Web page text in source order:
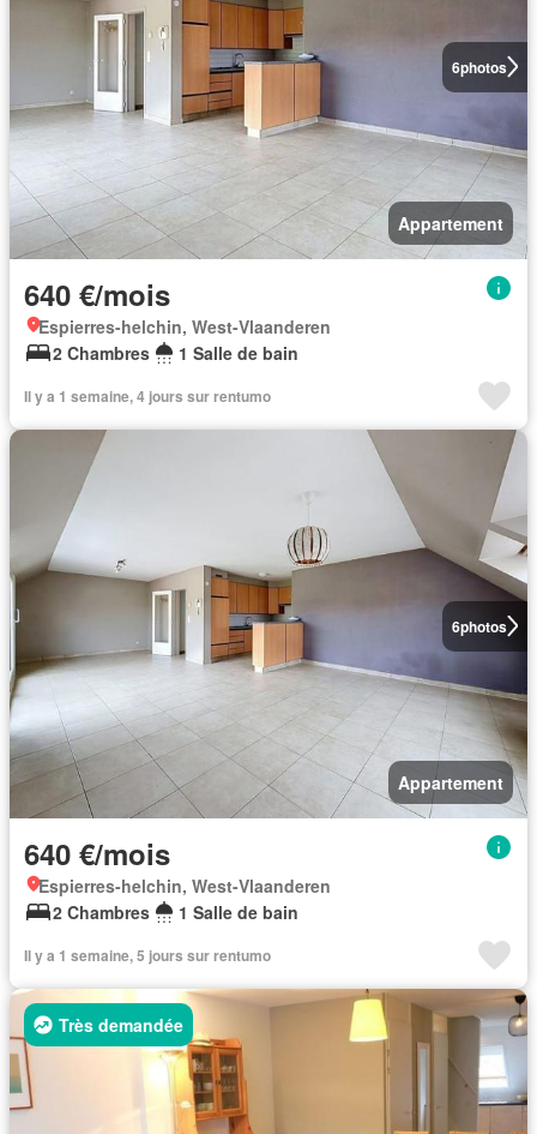
6photos
Appartement
640 €/mois
Espierres-helchin, West-Vlaanderen
2 Chambres
1 Salle de bain
Il y a 1 semaine, 4 jours sur rentumo
6photos
Appartement
640 €/mois
Espierres-helchin, West-Vlaanderen
2 Chambres
1 Salle de bain
Il y a 1 semaine, 5 jours sur rentumo
Très demandée